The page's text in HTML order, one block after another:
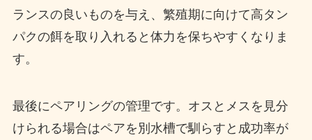
ランスの良いものを与え、繁殖期に向けて高タン
パクの餌を取り入れると体力を保ちやすくなりま
す。
最後にペアリングの管理です。オスとメスを見分
けられる場合はペアを別水槽で馴らすと成功率が